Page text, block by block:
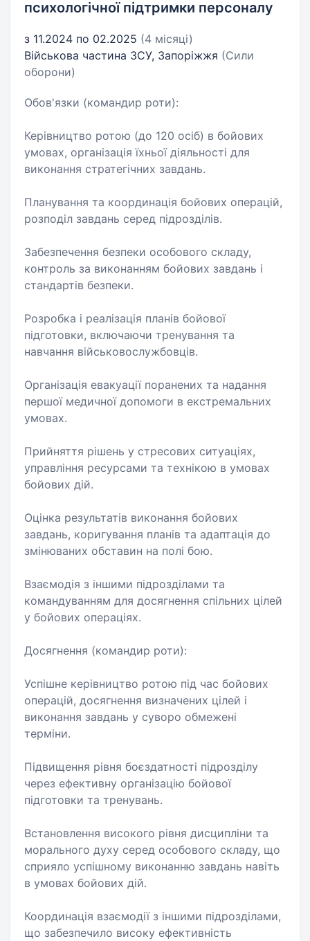
психологічної підтримки персоналу
з 11.2024 по 02.2025 (4 місяці)
Військова частина ЗСУ, Запоріжжя (Сили
оборони)
Обов'язки (командир роти):
Керівництво ротою (до 120 осіб) в бойових
умовах, організація їхньої діяльності для
виконання стратегічних завдань.
Планування та координація бойових операцій,
розподіл завдань серед підрозділів.
Забезпечення безпеки особового складу,
контроль за виконанням бойових завдань і
стандартів безпеки.
Розробка і реалізація планів бойової
підготовки, включаючи тренування та
навчання військовослужбовців.
Організація евакуації поранених та надання
першої медичної допомоги в екстремальних
умовах.
Прийняття рішень у стресових ситуаціях,
управління ресурсами та технікою в умовах
бойових дій.
Оцінка результатів виконання бойових
завдань, коригування планів та адаптація до
змінюваних обставин на полі бою.
Взаємодія з іншими підрозділами та
командуванням для досягнення спільних цілей
у бойових операціях.
Досягнення (командир роти):
Успішне керівництво ротою під час бойових
операцій, досягнення визначених цілей і
виконання завдань у суворо обмежені
терміни.
Підвищення рівня боєздатності підрозділу
через ефективну організацію бойової
підготовки та тренувань.
Встановлення високого рівня дисципліни та
морального духу серед особового складу, що
сприяло успішному виконанню завдань навіть
в умовах бойових дій.
Координація взаємодії з іншими підрозділами,
що забезпечило високу ефективність